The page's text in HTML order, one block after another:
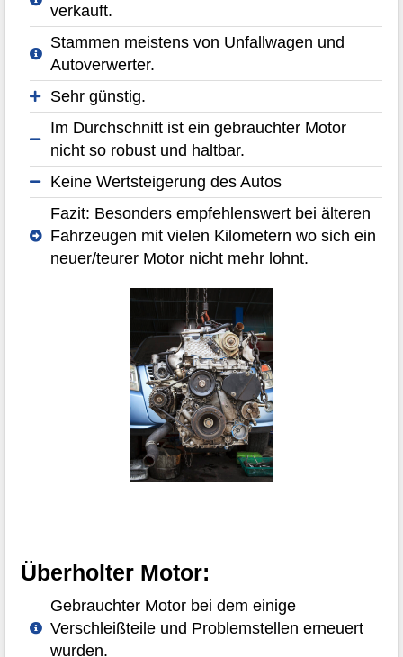
verkauft.
Stammen meistens von Unfallwagen und
Autoverwerter.
Sehr günstig.
Im Durchschnitt ist ein gebrauchter Motor
nicht so robust und haltbar.
Keine Wertsteigerung des Autos
Fazit: Besonders empfehlenswert bei älteren
Fahrzeugen mit vielen Kilometern wo sich ein
neuer/teurer Motor nicht mehr lohnt.
Überholter Motor:
Gebrauchter Motor bei dem einige
Verschleißteile und Problemstellen erneuert
wurden.